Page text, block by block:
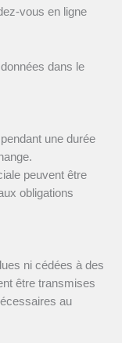
vous en ligne
dans le
une durée
peuvent être
obligations
ni cédées à des
être transmises
au